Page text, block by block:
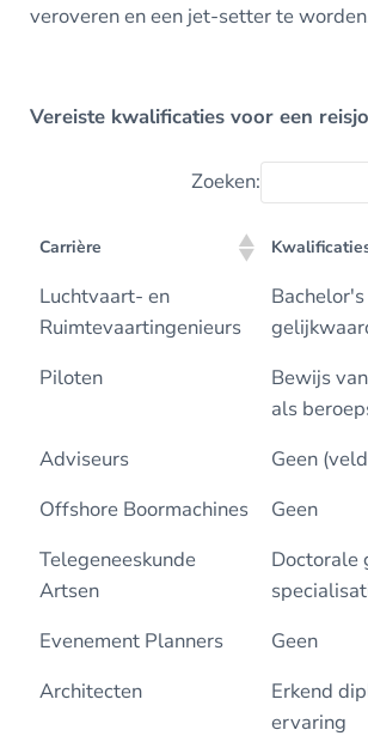
veroveren en een jet-setter te
Vereiste kwalificaties voor een
Zoeken:
Carrière
Carrière
Kwalificaties
Luchtvaart- en
Ruimtevaartingenieurs
Piloten
Bewijs
als
Adviseurs
Geen
Offshore Boormachines
Geen
Telegeneeskunde
Artsen
Doctorale
Evenement Planners
Geen
Architecten
Erkend
ervaring